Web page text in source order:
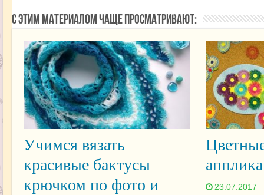
С этим материалом чаще просматривают:
Учимся вязать
красивые бактусы
крючком по фото и
23.07.2017